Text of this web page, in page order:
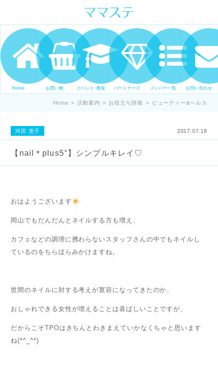
ママの才能発信します。 手づくり
表現ステージ ママステ スキル・セ
ンスを表現したいママが集まって
ます。
Home お買い物 イベント･教室 パートナーズ メンバー一覧 お問い合わせ
Home > 活動案内 > お役立ち情報 > ビューティー&ヘルス
河田 恵子 2017.07.18
【nail＊plus5°】シンプルキレイ♡
おはようございます
岡山でもだんだんとネイルする方も増え、
カフェなどの調理に携わらないスタッフさんの中でもネイルし
ているのをちらほらみかけますね。
世間のネイルに対する考えが寛容になってきたのか、
おしゃれできる女性が増えることは喜ばしいことですが、
だからこそTPOはきちんとわきまえていかなくちゃと思います
ね(*^_^*)